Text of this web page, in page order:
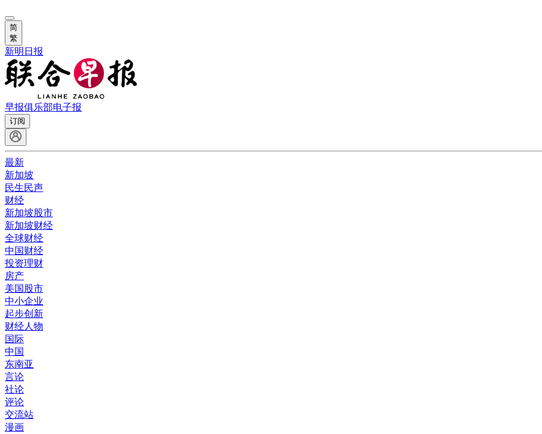
简
繁
新明日报
早报俱乐部电子报
订阅
最新
新加坡
民生民声
财经
新加坡股市
新加坡财经
全球财经
中国财经
投资理财
房产
美国股市
中小企业
起步创新
财经人物
国际
中国
东南亚
言论
社论
评论
交流站
漫画